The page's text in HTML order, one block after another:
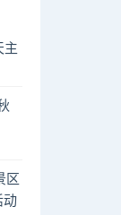
主
区
动